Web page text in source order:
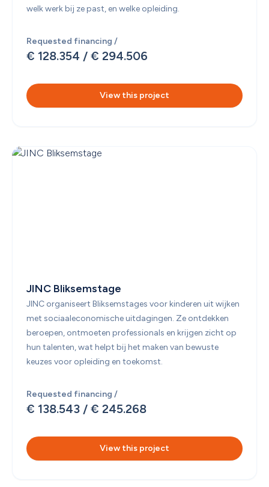
welk werk bij ze past, en welke opleiding.
Requested financing /
€ 128.354 / € 294.506
View this project
JINC Bliksemstage
JINC organiseert Bliksemstages voor kinderen uit wijken
met sociaaleconomische uitdagingen. Ze ontdekken
beroepen, ontmoeten professionals en krijgen zicht op
hun talenten, wat helpt bij het maken van bewuste
keuzes voor opleiding en toekomst.
Requested financing /
€ 138.543 / € 245.268
View this project